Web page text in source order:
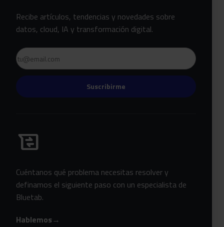
Recibe artículos, tendencias y novedades sobre
datos, cloud, IA y transformación digital.
Email
Suscribirme
business_messages
Habla con Bluetab
Cuéntanos qué problema necesitas resolver y
definamos el siguiente paso con un especialista de
Bluetab.
Hablemos→